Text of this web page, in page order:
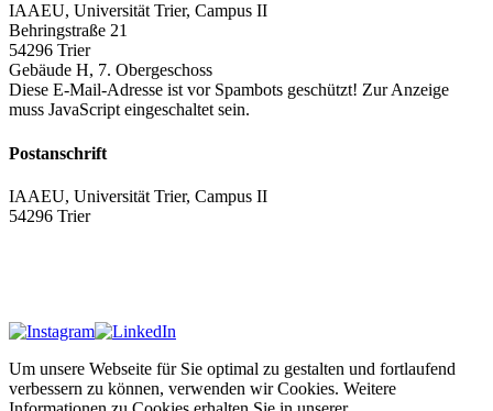
IAAEU, Universität Trier, Campus II
Behringstraße 21
54296 Trier
Gebäude H, 7. Obergeschoss
Diese E-Mail-Adresse ist vor Spambots geschützt! Zur Anzeige
muss JavaScript eingeschaltet sein.
Postanschrift
IAAEU, Universität Trier, Campus II
54296 Trier
Um unsere Webseite für Sie optimal zu gestalten und fortlaufend
verbessern zu können, verwenden wir Cookies. Weitere